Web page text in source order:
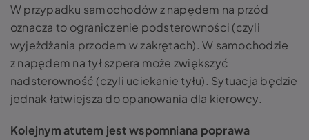
W przypadku samochodów z napędem na przód
oznacza to ograniczenie podsterowności (czyli
wyjeżdżania przodem w zakrętach). W samochodzie
z napędem na tył szpera może zwiększyć
nadsterowność (czyli uciekanie tyłu). Sytuacja będzie
jednak łatwiejsza do opanowania dla kierowcy.
Kolejnym atutem jest wspomniana poprawa